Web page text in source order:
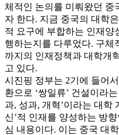
체적인 논의를 미뤄왔던 중
자 한다. 지금 중국의 대학
적 요구에 부합하는 인재양
행하는지를 다루었다. 구체
까지의 인재정책과 대학개
고 있다.
시진핑 정부는 2기에 들어
환으로 ‘쌍일류’ 건설이라
과, 성과, 개혁’이라는 대학
신’적 인재를 양성하는 방
심 내용이다. 이는 중국 대